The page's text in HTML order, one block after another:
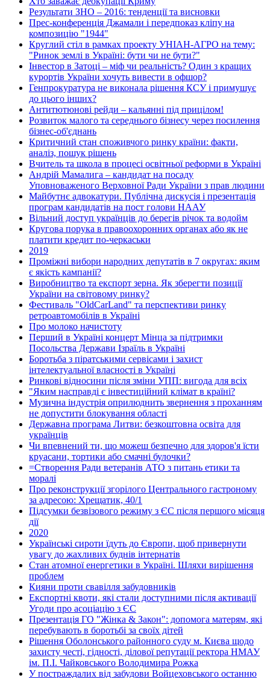
Результати ЗНО – 2016: тенденції та висновки
Прес-конференція Джамали і передпоказ кліпу на
композицію "1944"
Круглий стіл в рамках проекту УНІАН-АГРО на тему:
"Ринок землі в Україні: бути чи не бути?"
Інвестор в Затоці – міф чи реальність? Один з кращих
курортів України хочуть вивести в офшор?
Генпрокуратура не виконала рішення КСУ і примушує
до цього інших?
Антитютюнові рейди – кальянні під прицілом!
Розвиток малого та середнього бізнесу через посилення
бізнес-об'єднань
Критичний стан споживчого ринку країни: факти,
аналіз, пошук рішень
Вчитель та школа в процесі освітньої реформи в Україні
Андрій Мамалига – кандидат на посаду
Уповноваженого Верховної Ради України з прав людини
Майбутнє адвокатури. Публічна дискусія і презентація
програм кандидатів на пост голови НААУ
Вільний доступ українців до берегів річок та водойм
Кругова порука в правоохоронних органах або як не
платити кредит по-черкаськи
2019
Проміжні вибори народних депутатів в 7 округах: яким
є якість кампанії?
Виробництво та експорт зерна. Як зберегти позиції
України на світовому ринку?
Фестиваль "OldCarLand" та перспективи ринку
ретроавтомобілів в Україні
Про молоко начистоту
Перший в Україні концерт Мінца за підтримки
Посольства Держави Ізраїль в Україні
Боротьба з піратськими сервісами і захист
інтелектуальної власності в Україні
Ринкові відносини після зміни УПП: вигода для всіх
"Яким насправді є інвестиційний клімат в країні?
Музична індустрія оприлюднить звернення з проханням
не допустити блокування області
Державна програма Литви: безкоштовна освіта для
українців
Чи впевнений ти, що можеш безпечно для здоров'я їсти
круасани, тортики або смачні булочки?
=Створення Ради ветеранів АТО з питань етики та
моралі
Про реконструкції згорілого Центрального гастроному
за адресою: Хрещатик, 40/1
Підсумки безвізового режиму з ЄС після першого місяця
дії
2020
Українські сироти їдуть до Європи, щоб привернути
увагу до жахливих буднів інтернатів
Стан атомної енергетики в Україні. Шляхи вирішення
проблем
Кияни проти свавілля забудовників
Експортні квоти, які стали доступними після активації
Угоди про асоціацію з ЄС
Презентація ГО "Жінка & Закон": допомога матерям, які
перебувають в боротьбі за своїх дітей
Рішення Оболонського районного суду м. Києва щодо
захисту честі, гідності, ділової репутації ректора НМАУ
ім. П.І. Чайковського Володимира Рожка
У постраждалих від забудови Войцеховського останню